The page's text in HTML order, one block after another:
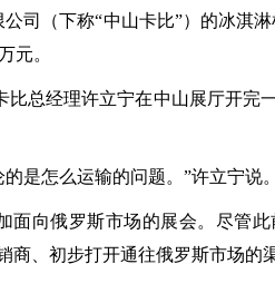
司（下称“中山卡比”）的冰淇
元。
总经理许立宁在中山展厅开完
是怎么运输的问题。”许立宁说。
向俄罗斯市场的展会。尽管
、初步打开通往俄罗斯市场